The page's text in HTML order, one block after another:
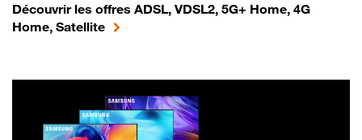
Découvrir les offres ADSL, VDSL2, 5G+ Home, 4G
Home, Satellite